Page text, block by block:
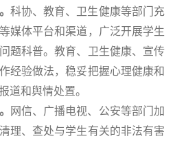
科协、教育、卫生健康等部门充
媒体平台和渠道，广泛开展学生
题科普。教育、卫生健康、宣传
经验做法，稳妥把握心理健康和
道和舆情处置。
网信、广播电视、公安等部门加
理、查处与学生有关的非法有害